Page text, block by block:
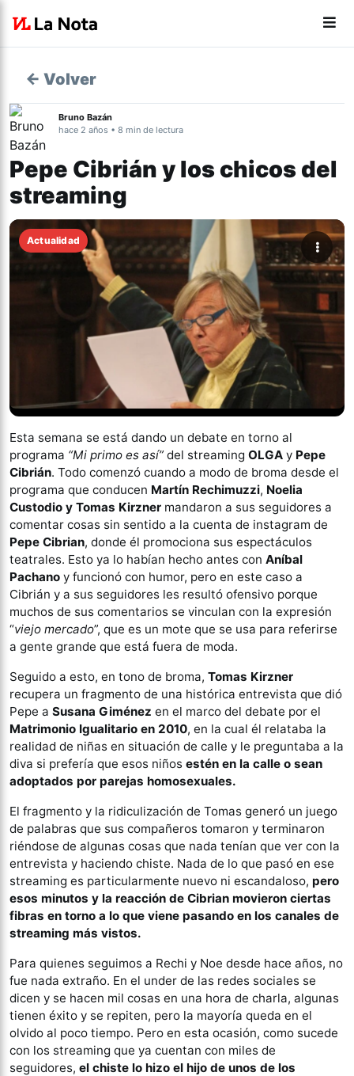
← Volver
Bruno Bazán
hace 2 años • 8 min de lectura
Pepe Cibrián y los chicos del
streaming
Actualidad
Esta semana se está dando un debate en torno al
programa “Mi primo es así” del streaming OLGA y Pepe
Cibrián. Todo comenzó cuando a modo de broma desde el
programa que conducen Martín Rechimuzzi, Noelia
Custodio y Tomas Kirzner mandaron a sus seguidores a
comentar cosas sin sentido a la cuenta de instagram de
Pepe Cibrian, donde él promociona sus espectáculos
teatrales. Esto ya lo habían hecho antes con Aníbal
Pachano y funcionó con humor, pero en este caso a
Cibrián y a sus seguidores les resultó ofensivo porque
muchos de sus comentarios se vinculan con la expresión
“viejo mercado”, que es un mote que se usa para referirse
a gente grande que está fuera de moda.
Seguido a esto, en tono de broma, Tomas Kirzner
recupera un fragmento de una histórica entrevista que dió
Pepe a Susana Giménez en el marco del debate por el
Matrimonio Igualitario en 2010, en la cual él relataba la
realidad de niñas en situación de calle y le preguntaba a la
diva si prefería que esos niños estén en la calle o sean
adoptados por parejas homosexuales.
El fragmento y la ridiculización de Tomas generó un juego
de palabras que sus compañeros tomaron y terminaron
riéndose de algunas cosas que nada tenían que ver con la
entrevista y haciendo chiste. Nada de lo que pasó en ese
streaming es particularmente nuevo ni escandaloso, pero
esos minutos y la reacción de Cibrian movieron ciertas
fibras en torno a lo que viene pasando en los canales de
streaming más vistos.
Para quienes seguimos a Rechi y Noe desde hace años, no
fue nada extraño. En el under de las redes sociales se
dicen y se hacen mil cosas en una hora de charla, algunas
tienen éxito y se repiten, pero la mayoría queda en el
olvido al poco tiempo. Pero en esta ocasión, como sucede
con los streaming que ya cuentan con miles de
seguidores, el chiste lo hizo el hijo de unos de los